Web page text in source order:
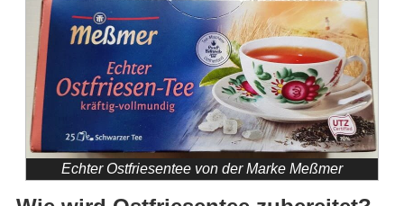
Echter Ostfriesentee von der Marke Meßmer